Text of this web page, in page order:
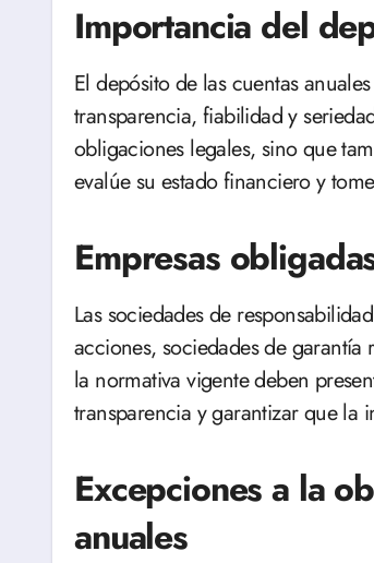
Importancia del
El depósito de las cuentas
transparencia, fiabilidad y
obligaciones legales, sino que
evalúe su estado financiero y
Empresas
Las sociedades de
acciones, sociedades de garantía
la normativa vigente deben
transparencia y garantizar que la
Excepciones a la
anuales